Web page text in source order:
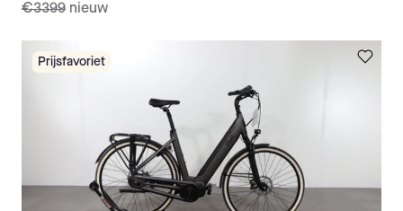
€3399 nieuw
Prijsfavoriet